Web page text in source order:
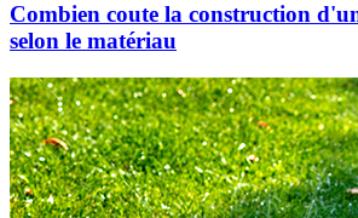
Combien coute la construction
selon le matériau